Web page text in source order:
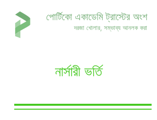
পোর্টিকো একাডেমি ট্রাস্টের অংশ
দরজা খোলার, সম্ভাব্য আনলক করা
নার্সারী ভর্তি